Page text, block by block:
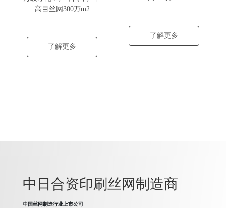
高目丝网300万m2
了解更多
了解更多
中日合资印刷丝网制造商
中国丝网制造行业上市公司